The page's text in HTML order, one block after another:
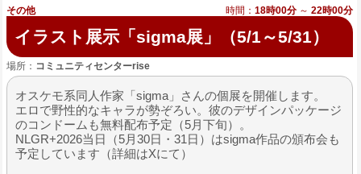
その他 時間： 18時00分 ～ 22時00分
イラスト展示「sigma展」（5/1～5/31）
場所： コミュニティセンターrise
オスケモ系同人作家「sigma」さんの個展を開催します。
エロで野性的なキャラが勢ぞろい。彼のデザインパッケージ
のコンドームも無料配布予定（5月下旬）。
NLGR+2026当日（5月30日・31日）はsigma作品の頒布会も
予定しています（詳細はXにて）